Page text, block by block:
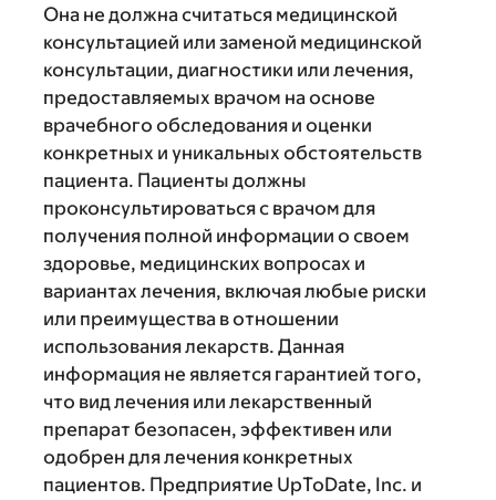
Она не должна считаться медицинской
консультацией или заменой медицинской
консультации, диагностики или лечения,
предоставляемых врачом на основе
врачебного обследования и оценки
конкретных и уникальных обстоятельств
пациента. Пациенты должны
проконсультироваться с врачом для
получения полной информации о своем
здоровье, медицинских вопросах и
вариантах лечения, включая любые риски
или преимущества в отношении
использования лекарств. Данная
информация не является гарантией того,
что вид лечения или лекарственный
препарат безопасен, эффективен или
одобрен для лечения конкретных
пациентов. Предприятие UpToDate, Inc. и